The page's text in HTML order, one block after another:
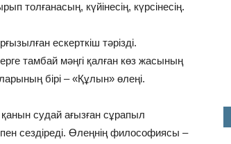
толғанасың, күйінесің, күрсінесің.
ескерткіш тәрізді.
тамбай мәңгі қалған көз жасының
бірі – «Құлын» өлеңі.
судай ағызған сұрапыл
сездіреді. Өлеңнің философиясы –